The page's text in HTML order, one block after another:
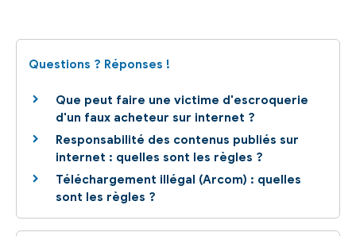
Questions ? Réponses !
Que peut faire une victime d'escroquerie
d'un faux acheteur sur internet ?
Responsabilité des contenus publiés sur
internet : quelles sont les règles ?
Téléchargement illégal (Arcom) : quelles
sont les règles ?